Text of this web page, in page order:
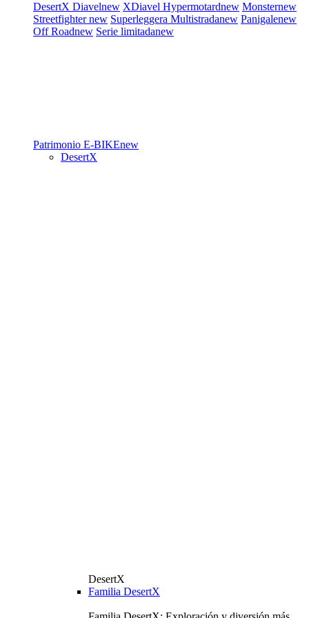
DesertX Diavelnew XDiavel Hypermotardnew Monsternew
Streetfighternew Superleggera Multistradanew Panigalenew
Off Roadnew Serie limitadanew
Patrimonio E-BIKEnew
DesertX
DesertX
Familia DesertX